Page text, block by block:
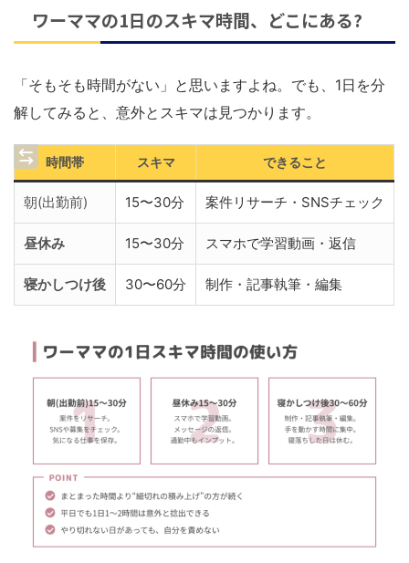
ワーママの1日のスキマ時間、どこにある?
「そもそも時間がない」と思いますよね。でも、1日を分
解してみると、意外とスキマは見つかります。
時間帯 スキマ できること
朝(出勤前) 15〜30分 案件リサーチ・SNSチェック
昼休み 15〜30分 スマホで学習動画・返信
寝かしつけ後 30〜60分 制作・記事執筆・編集